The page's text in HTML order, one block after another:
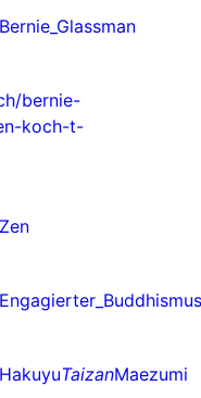
bernie-
koch-t-
TaizanMaezumi